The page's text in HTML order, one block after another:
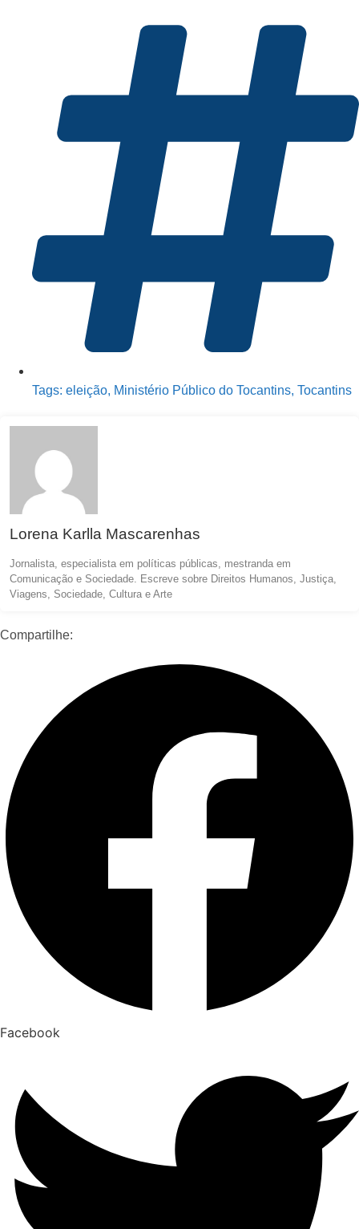
Tags: eleição, Ministério Público do Tocantins, Tocantins
Lorena Karlla Mascarenhas
Jornalista, especialista em políticas públicas, mestranda em
Comunicação e Sociedade. Escreve sobre Direitos Humanos, Justiça,
Viagens, Sociedade, Cultura e Arte
Compartilhe:
Facebook